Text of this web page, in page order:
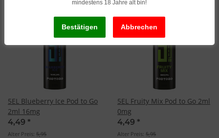
5EL Blueberry Ice Pod to Go
2ml 16mg
4,49 *
Alter Preis: 5,95
5EL Fruity Mix Pod to Go 2ml
0mg
4,49 *
Alter Preis: 5,95
mindestens 18 Jahre alt bin!